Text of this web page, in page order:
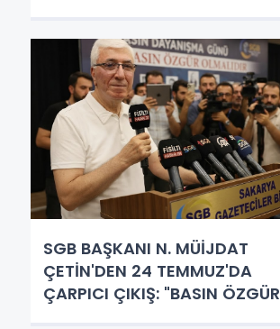
SGB BAŞKANI N. MÜİJDAT
ÇETİN'DEN 24 TEMMUZ'DA
ÇARPICI ÇIKIŞ: "BASIN ÖZGÜR